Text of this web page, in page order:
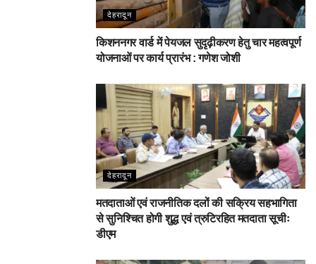
देहरादून
किशननगर वार्ड में पेयजल सुदृढ़ीकरण हेतु चार महत्वपूर्ण
योजनाओं पर कार्य प्रारंभ : गणेश जोशी
देहरादून
मतदाताओं एवं राजनीतिक दलों की सक्रिय सहभागिता
से सुनिश्चित होगी शुद्ध एवं त्रुटिरहित मतदाता सूचीः
डीएम